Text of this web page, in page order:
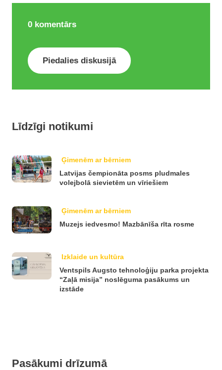
0 komentārs
Piedalies diskusijā
Līdzīgi notikumi
Ģimenēm ar bērniem
Latvijas čempionāta posms pludmales
volejbolā sievietēm un vīriešiem
Ģimenēm ar bērniem
Muzejs iedvesmo! Mazbānīša rīta rosme
Izklaide un kultūra
Ventspils Augsto tehnoloģiju parka projekta
“Zaļā misija” noslēguma pasākums un
izstāde
Pasākumi drīzumā